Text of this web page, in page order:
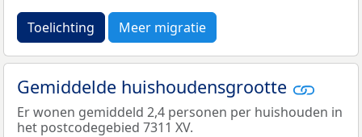
Toelichting Meer migratie
Gemiddelde huishoudensgrootte
Er wonen gemiddeld 2,4 personen per huishouden in
het postcodegebied 7311 XV.